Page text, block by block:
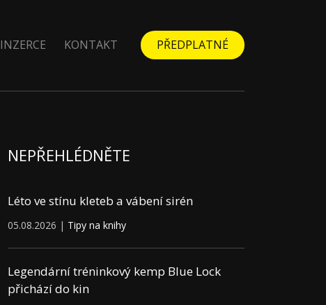
INZERCE KONTAKT PŘEDPLATNÉ
NEPŘEHLÉDNĚTE
Léto ve stínu kleteb a vábení sirén
05.08.2026 | Tipy na knihy
Legendární tréninkový kemp Blue Lock
přichází do kin